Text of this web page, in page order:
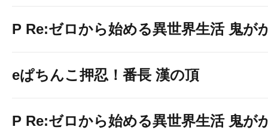
P Re:ゼロから始める異世界生活 鬼が
eぱちんこ押忍！番長 漢の頂
P Re:ゼロから始める異世界生活 鬼が